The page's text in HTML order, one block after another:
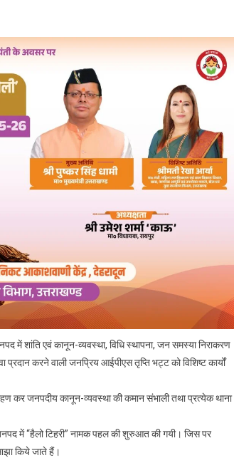
में शांति एवं कानून-व्यवस्था, विधि स्थापना, जन समस्या निराकरण
प्रदान करने वाली जनप्रिय आईपीएस तृप्ति भट्ट को विशिष्ट कार्यों
कर जनपदीय कानून-व्यवस्था की कमान संभाली तथा प्रत्येक थाना
में “हैलो टिहरी” नामक पहल की शुरुआत की गयी। जिस पर
किये जाते हैं।